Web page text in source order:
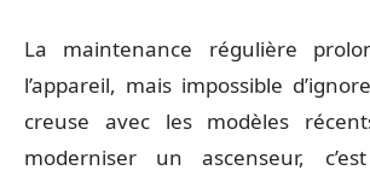
La maintenance régulière
l’appareil, mais impossible
creuse avec les modèles
moderniser un ascenseur,